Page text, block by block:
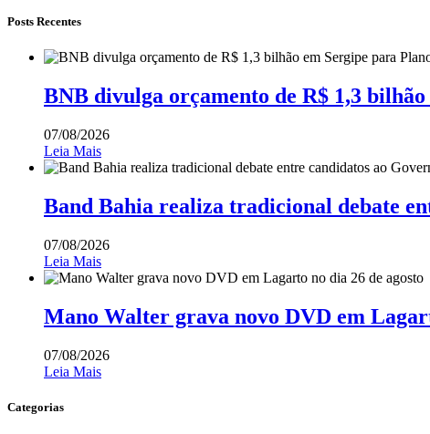
Posts Recentes
BNB divulga orçamento de R$ 1,3
07/08/2026
Leia Mais
Band Bahia realiza tradicional debate
07/08/2026
Leia Mais
Mano Walter grava novo DVD em
07/08/2026
Leia Mais
Categorias